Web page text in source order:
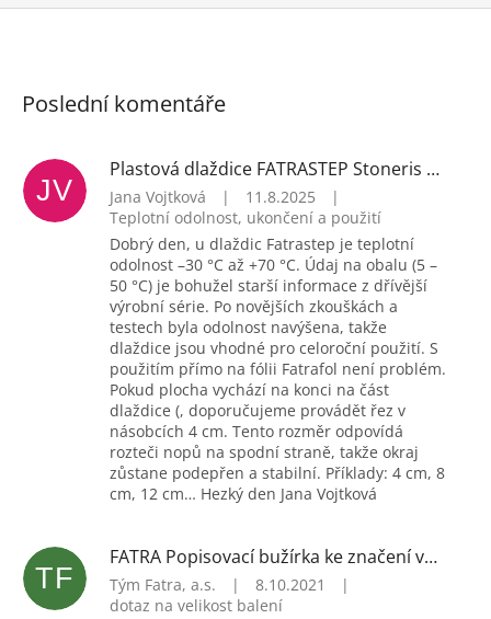
Poslední komentáře
JV
Plastová dlaždice FATRASTEP Stoneris černá
Jana Vojtková | 11.8.2025
|
Teplotní odolnost, ukončení a použití
Dobrý den, u dlaždic Fatrastep je teplotní
odolnost –30 °C až +70 °C. Údaj na obalu (5 –
50 °C) je bohužel starší informace z dřívější
výrobní série. Po novějších zkouškách a
testech byla odolnost navýšena, takže
dlaždice jsou vhodné pro celoroční použití. S
použitím přímo na fólii Fatrafol není problém.
Pokud plocha vychází na konci na část
dlaždice (, doporučujeme provádět řez v
násobcích 4 cm. Tento rozměr odpovídá
rozteči nopů na spodní straně, takže okraj
zůstane podepřen a stabilní. Příklady: 4 cm, 8
cm, 12 cm… Hezký den Jana Vojtková
TF
FATRA Popisovací bužírka ke značení vodičů, 5x5 mm (H1449)
Tým Fatra, a.s. | 8.10.2021
|
dotaz na velikost balení